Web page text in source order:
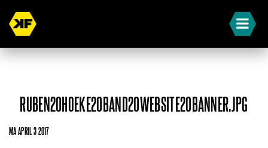
RUBEN20HOEKE20BAND20WEBSITE20BANNER.JPG
MA APRIL 3 2017